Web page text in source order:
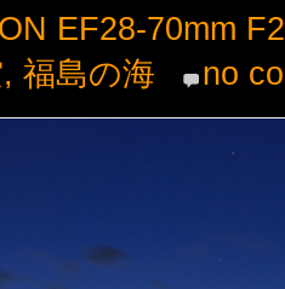
EF28-70mm
, 福島の海 no